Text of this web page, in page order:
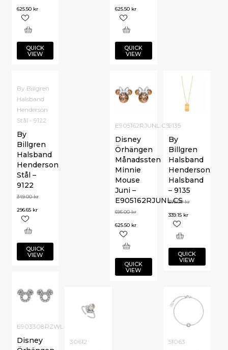
625.50 kr
QUICK
VIEW
625.50 kr
QUICK
VIEW
9135
By
Billgren
Halsband
Henderson
Halsband
– 9135
399.00kr
339.15 kr
QUICK
VIEW
By Billgren
Halsband
Henderson
Stål - 9122
By
Billgren
Halsband
Henderson
Stål –
9122
349.00kr
296.65 kr
QUICK
VIEW
E905162RJUNL.CS
Disney
Örhängen
Månadssten
Minnie
Mouse
Juni –
E905162RJUNL.CS
695.00kr
625.50 kr
QUICK
VIEW
E903308RZWL
Disney
51063
30612